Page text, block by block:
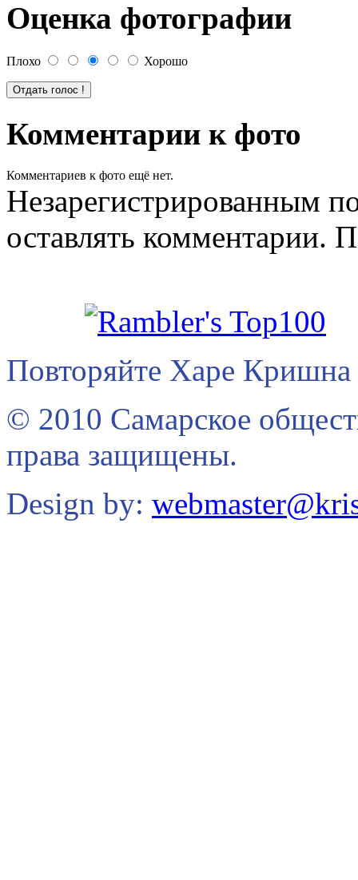
Оценка фотографии
Плохо Хорошо
Комментарии к фото
Комментариев к фото ещё нет.
Незарегистрированным
оставлять комментарии.
Повторяйте Харе Кришна
© 2010 Самарское
права защищены.
Design by: